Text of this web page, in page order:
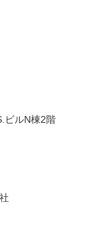
ルN棟2階